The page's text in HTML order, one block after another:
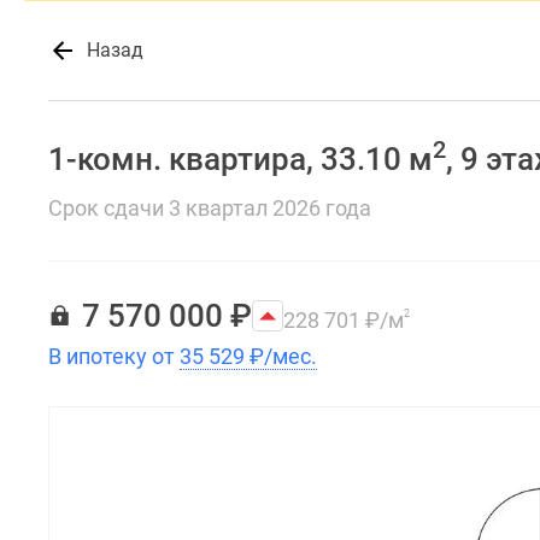
Назад
1-комн. квартира, 33.10 м2, 9
Срок сдачи 3 квартал 2026 года
7 570 000 ₽ 228 701 ₽/м2
В ипотеку от 35 529 ₽/мес.